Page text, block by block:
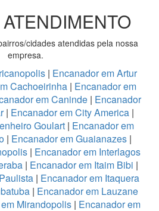
cidades atendidas pela nossa
empresa.
| Encanador em Artur
Cachoeirinha | Encanador em
em Caninde | Encanador
| Encanador em City America |
Goulart | Encanador em
| Encanador em Guaianazes |
| Encanador em Interlagos
| Encanador em Itaim Bibi |
| Encanador em Itaquera
| Encanador em Lauzane
Mirandopolis | Encanador em